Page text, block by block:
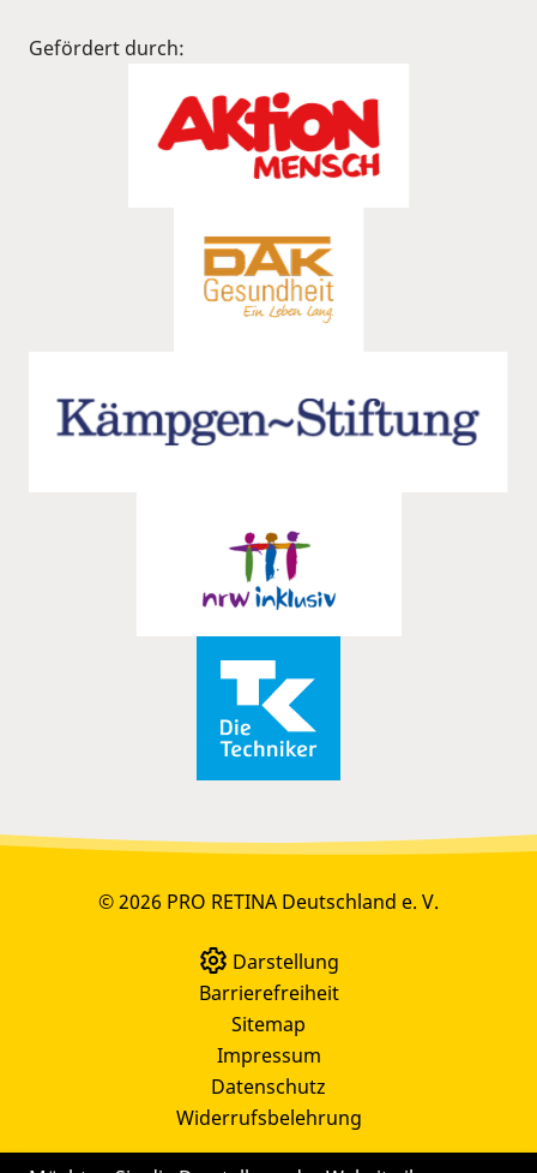
Gefördert durch:
© 2026 PRO RETINA Deutschland e. V.
Darstellung
Barrierefreiheit
Sitemap
Impressum
Datenschutz
Widerrufsbelehrung